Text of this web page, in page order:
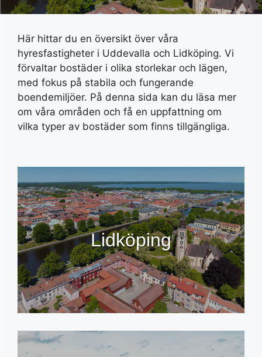
Här hittar du en översikt över våra
hyresfastigheter i Uddevalla och Lidköping. Vi
förvaltar bostäder i olika storlekar och lägen,
med fokus på stabila och fungerande
boendemiljöer. På denna sida kan du läsa mer
om våra områden och få en uppfattning om
vilka typer av bostäder som finns tillgängliga.
Lidköping